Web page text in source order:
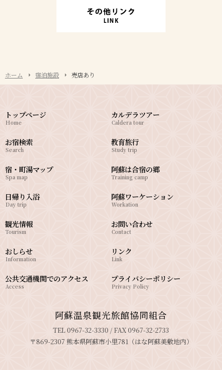
ホーム 宿泊施設 売店あり
トップページ
Home
お宿検索
Search
宿・町湯マップ
Spa map
日帰り入浴
Day trip
カルデラツアー
Caldera tour
教育旅行
Study trip
阿蘇は合宿の郷
Training camp
阿蘇ワーケーション
Workation
観光情報
Tourism
おしらせ
Information
公共交通機関でのアクセス
Access
お問い合わせ
Contact
リンク
Link
プライバシーポリシー
Privacy Policy
阿蘇温泉観光旅館協同組合
TEL 0967-32-3330 / FAX 0967-32-2733
〒869-2307 熊本県阿蘇市小里781（はな阿蘇美敷地内）